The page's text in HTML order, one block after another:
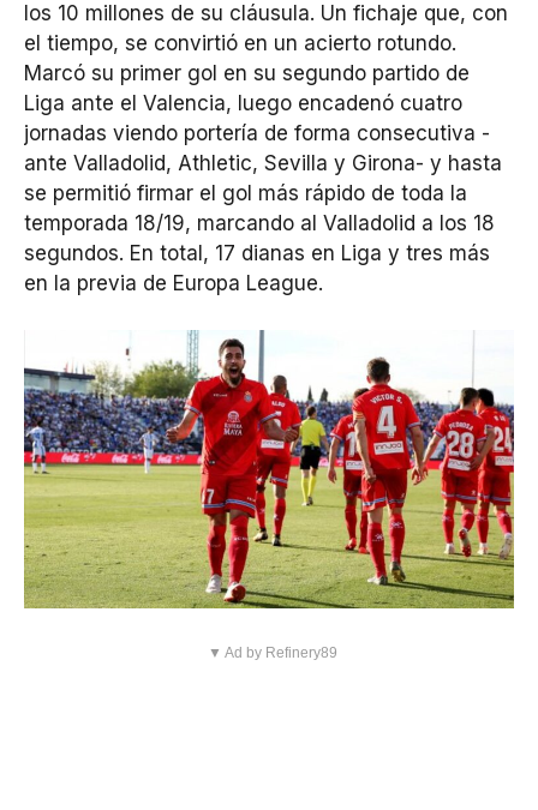
los 10 millones de su cláusula. Un fichaje que, con
el tiempo, se convirtió en un acierto rotundo.
Marcó su primer gol en su segundo partido de
Liga ante el Valencia, luego encadenó cuatro
jornadas viendo portería de forma consecutiva -
ante Valladolid, Athletic, Sevilla y Girona- y hasta
se permitió firmar el gol más rápido de toda la
temporada 18/19, marcando al Valladolid a los 18
segundos. En total, 17 dianas en Liga y tres más
en la previa de Europa League.
▼ Ad by Refinery89